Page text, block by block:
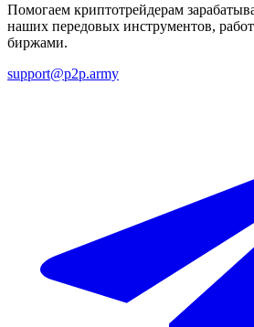
Помогаем криптотрейдерам
наших передовых инструментов,
биржами.
support@p2p.army